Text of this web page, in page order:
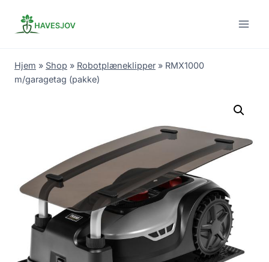
Hjem » Shop » Robotplæneklipper » RMX1000
m/garagetag (pakke)